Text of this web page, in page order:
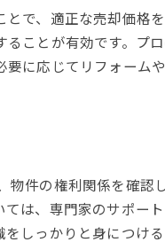
で、適正な売却価格
ことが有効です。プ
に応じてリフォームや
件の権利関係を確認
は、専門家のサポー
しっかりと身につけ